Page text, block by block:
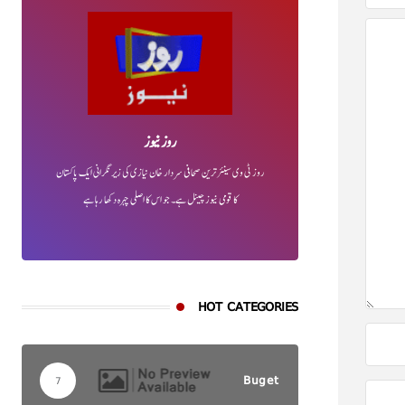
روز نیوز
روز ٹی وی سینئر ترین صحافی سردار خان نیازی کی زیر نگرانی ایک پاکستان
کا قومی نیوز چینل ہے۔ جو اس کا اصلی چہرہ دکھا رہا ہے
HOT CATEGORIES
Buget
7